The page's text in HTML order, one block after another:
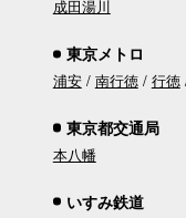
成田湯川
東京メトロ
浦安 南行徳 行徳
東京都交通局
本八幡
いすみ鉄道